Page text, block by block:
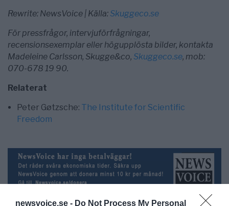
newsvoice.se - Do Not Process My Personal
Rewrite: NewsVoice | Källa: Skuggeco.se
För pressfrågor, intervjuförfrågningar,
recensionsexemplar eller högupplösta bilder, kontakta
Madeleine Carlsson, Skugge&co, Skuggeco.se, mob:
070-678 19 90.
Relaterat
Peter Gøtzsche: The Institute for Scientific
Freedom